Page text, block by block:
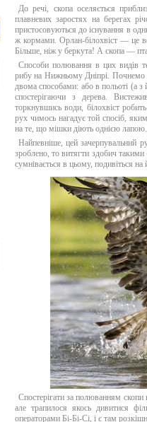
До речі, скопа оселяється
плавневих заростях на берегах
пристосовуються до існування в
ж кормами. Орлан-білохвіст — це
Більше, ніж у беркута! А скопа —
Способи полювання в цих видів
рибу на Нижньому Дніпрі. Почнемо
двома способами: або в польоті (а
спостерігаючи з дерева.
торкнувшись води, білохвіст
рух чимось нагадує той спосіб,
на те, що мішки діють однією лапою.
Найпевніше, цей зачерпувальний
зроблено, то витягти здобич
сумнівається в цьому, подивіться
Спостерігати за полюванням
але трапилося якось дивитися
операторами Бі-Бі-Сі, і є там